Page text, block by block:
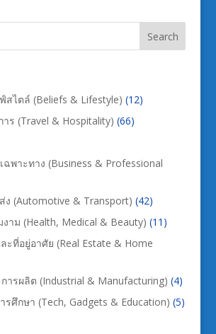
สไตล์ (Beliefs & Lifestyle) (12)
ร (Travel & Hospitality) (66)
ฉพาะทาง (Business & Professional
(Automotive & Transport) (42)
าม (Health, Medical & Beauty) (11)
ะที่อยู่อาศัย (Real Estate & Home
ารผลิต (Industrial & Manufacturing) (4)
รศึกษา (Tech, Gadgets & Education) (5)